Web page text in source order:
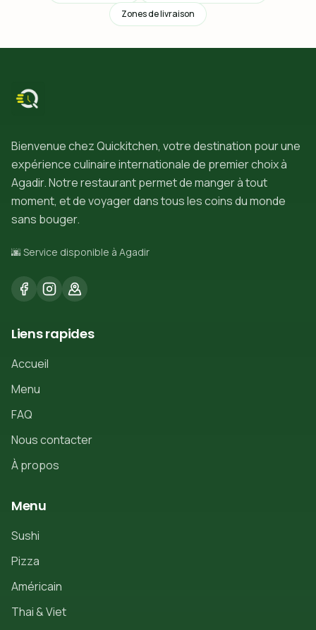
Zones de livraison
Bienvenue chez Quickitchen, votre destination pour une
expérience culinaire internationale de premier choix à
Agadir. Notre restaurant permet de manger à tout
moment, et de voyager dans tous les coins du monde
sans bouger.
🌆 Service disponible à Agadir
Liens rapides
Accueil
Menu
FAQ
Nous contacter
À propos
Menu
Sushi
Pizza
Américain
Thai & Viet